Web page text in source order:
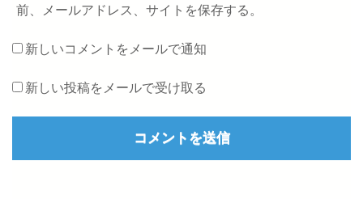
前、メールアドレス、サイトを保存する。
新しいコメントをメールで通知
新しい投稿をメールで受け取る